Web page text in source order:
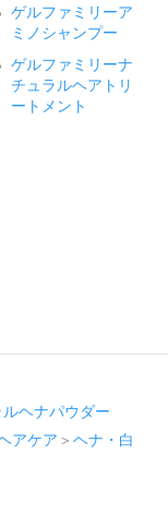
ゲルファミリーア
ミノシャンプー
ゲルファミリーナ
チュラルヘアトリ
ートメント
ヘナパウダー
アケア ＞ ヘナ・白